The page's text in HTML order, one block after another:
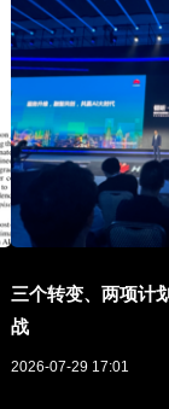
三个转变、两项计
战
2026-07-29 17:01